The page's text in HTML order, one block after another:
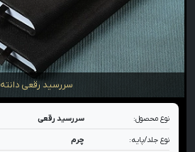
سررسید رقعی دانته
نوع محصول: سررسید رقعی
نوع جلد/پایه: چرم